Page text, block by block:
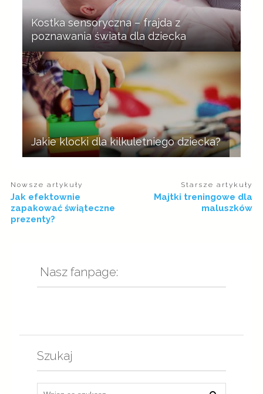
Kostka sensoryczna – frajda z
poznawania świata dla dziecka
Jakie klocki dla kilkuletniego dziecka?
Nowsze artykuły
Jak efektownie
zapakować świąteczne
prezenty?
Starsze artykuły
Majtki treningowe dla
maluszków
Nasz fanpage:
Szukaj